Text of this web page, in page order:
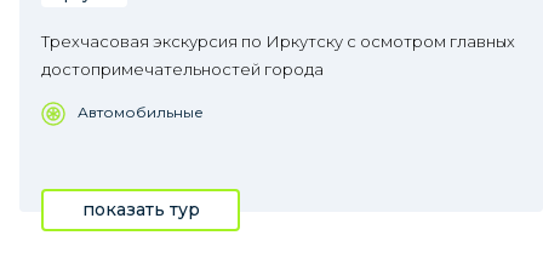
Трехчасовая экскурсия по Иркутску с осмотром главных
достопримечательностей города
Автомобильные
показать тур